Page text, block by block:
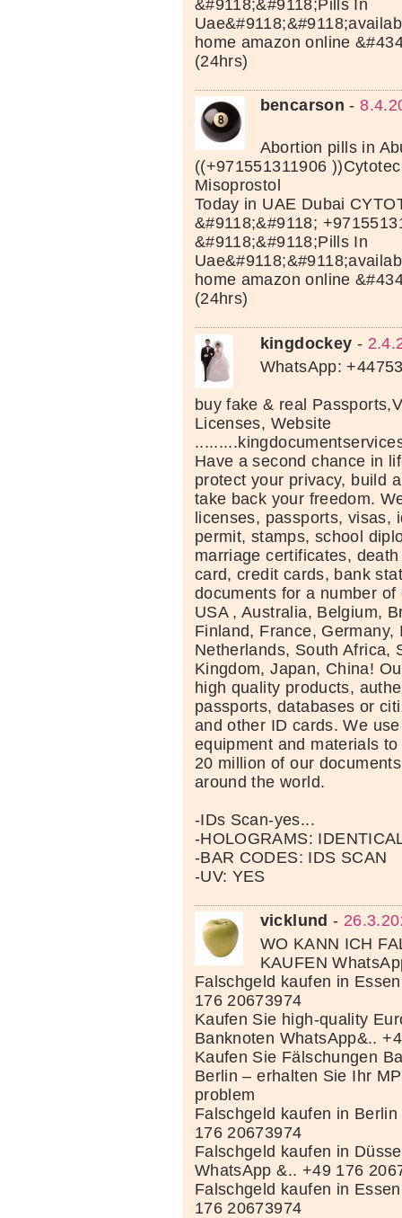
&#9118;&#9118;Pills In
home amazon online
(24hrs)
bencarson -
Abortion pills in
((+971551311906
Misoprostol
Today in UAE Dubai
&#9118;&#9118;
&#9118;&#9118;Pills In
home amazon online
(24hrs)
kingdockey -
WhatsApp:
buy fake & real
Licenses, Website
Have a second chance in
protect your privacy, build
take back your freedom.
licenses, passports, visas,
permit, stamps, school
marriage certificates,
card, credit cards, bank
documents for a number
USA , Australia, Belgium,
Finland, France, Germany,
Netherlands, South Africa,
Kingdom, Japan, China!
high quality products,
passports, databases or
and other ID cards. We
equipment and materials
20 million of our
around the world.
-IDs Scan-yes...
-HOLOGRAMS:
-BAR CODES: IDS SCAN
-UV: YES
vicklund -
WO KANN ICH
KAUFEN
Falschgeld kaufen in
176 20673974
Kaufen Sie high-quality
Banknoten WhatsApp&..
Kaufen Sie Fälschungen
Berlin – erhalten Sie Ihr
problem
Falschgeld kaufen in
176 20673974
Falschgeld kaufen in
WhatsApp &.. +49 176
Falschgeld kaufen in
176 20673974